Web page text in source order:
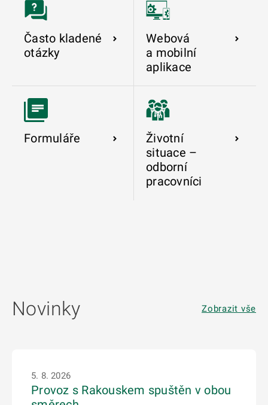
Často kladené
otázky
Webová
a mobilní
aplikace
Formuláře
Životní
situace –
odborní
pracovníci
Novinky Zobrazit vše
5. 8. 2026
Provoz s Rakouskem spuštěn v obou